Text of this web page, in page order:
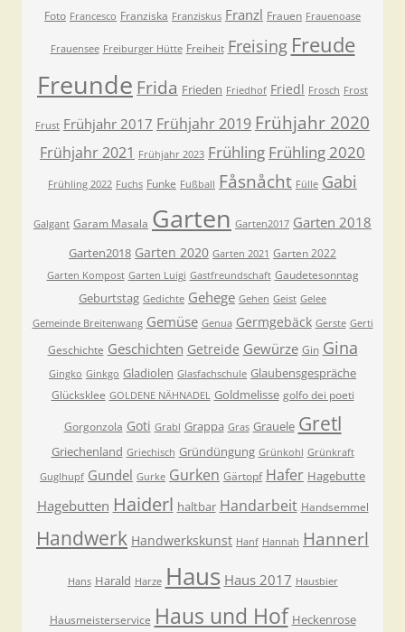
Foto Francesco Franziska Franziskus Franzl Frauen Frauenoase
Frauensee Freiburger Hütte Freiheit Freising Freude
Freunde Frida Frieden Friedhof Friedl Frosch Frost
Frust Frühjahr 2017 Frühjahr 2019 Frühjahr 2020
Frühjahr 2021 Frühjahr 2023 Frühling Frühling 2020
Frühling 2022 Fuchs Funke Fußball Fåsnåcht Fülle Gabi
Galgant Garam Masala Garten Garten2017 Garten 2018
Garten2018 Garten 2020 Garten 2021 Garten 2022
Garten Kompost Garten Luigi Gastfreundschaft Gaudetesonntag
Geburtstag Gedichte Gehege Gehen Geist Gelee
Gemeinde Breitenwang Gemüse Genua Germgebäck Gerste Gerti
Geschichte Geschichten Getreide Gewürze Gin Gina
Gingko Ginkgo Gladiolen Glasfachschule Glaubensgespräche
Glücksklee GOLDENE NÄHNADEL Goldmelisse golfo dei poeti
Gorgonzola Goti Grabl Grappa Gras Grauele Gretl
Griechenland Griechisch Gründüngung Grünkohl Grünkraft
Guglhupf Gundel Gurke Gurken Gärtopf Hafer Hagebutte
Hagebutten Haiderl haltbar Handarbeit Handsemmel
Handwerk Handwerkskunst Hanf Hannah Hannerl
Hans Harald Harze Haus Haus 2017 Hausbier
Hausmeisterservice Haus und Hof Heckenrose